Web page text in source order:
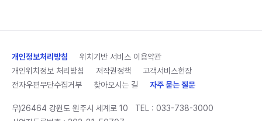
개인정보처리방침
위치기반 서비스 이용약관
개인위치정보 처리방침
저작권정책
고객서비스헌장
전자우편무단수집거부
찾아오시는 길 자주 묻는 질문
우)26464 강원도 원주시 세계로 10 TEL : 033-738-3000